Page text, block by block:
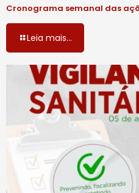
Cronograma semanal das
Leia mais...